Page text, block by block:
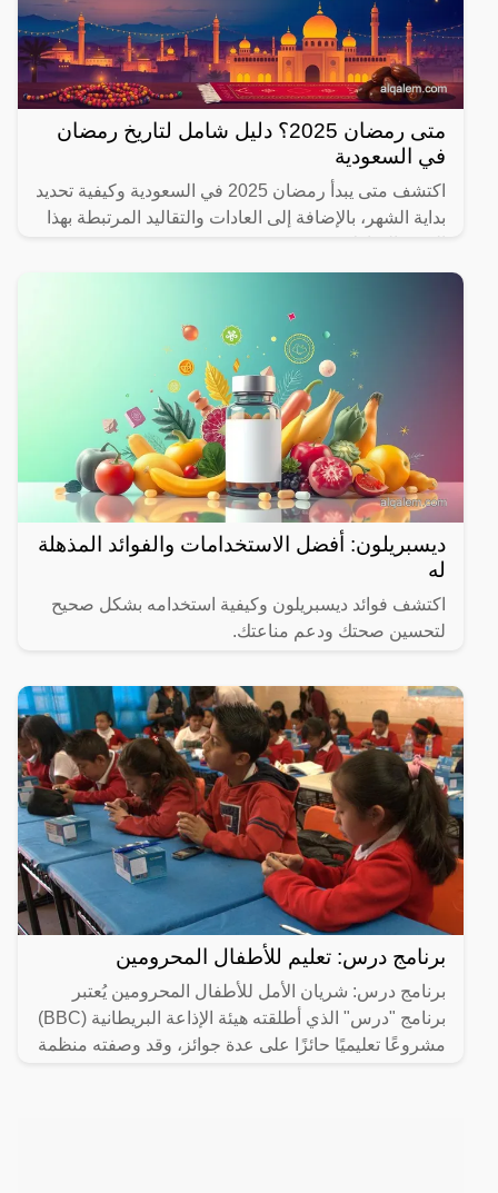
متى رمضان 2025؟ دليل شامل لتاريخ رمضان
في السعودية
اكتشف متى يبدأ رمضان 2025 في السعودية وكيفية تحديد
بداية الشهر، بالإضافة إلى العادات والتقاليد المرتبطة بهذا
ديسبريلون: أفضل الاستخدامات والفوائد المذهلة
له
اكتشف فوائد ديسبريلون وكيفية استخدامه بشكل صحيح
لتحسين صحتك ودعم مناعتك.
برنامج درس: تعليم للأطفال المحرومين
برنامج درس: شريان الأمل للأطفال المحرومين يُعتبر
برنامج "درس" الذي أطلقته هيئة الإذاعة البريطانية (BBC)
مشروعًا تعليميًا حائزًا على عدة جوائز، وقد وصفته منظمة